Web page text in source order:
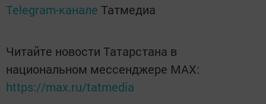
Telegram-канале Татмедиа
Читайте новости Татарстана в
национальном мессенджере MАХ:
https://max.ru/tatmedia